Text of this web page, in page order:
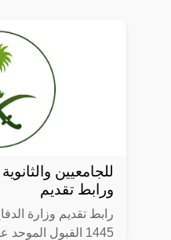
للجامعيين
ورابط تقديم
رابط تقديم وزارة
1445 القبول الموحد